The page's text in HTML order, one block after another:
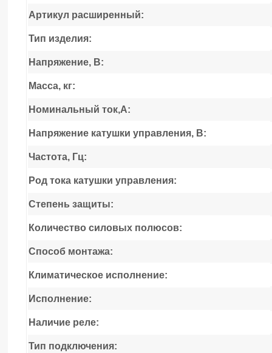
Артикул расширенный:
Тип изделия:
Напряжение, В:
Масса, кг:
Номинальный ток,А:
Напряжение катушки управления, В:
Частота, Гц:
Род тока катушки управления:
Степень защиты:
Количество силовых полюсов:
Способ монтажа:
Климатическое исполнение:
Исполнение:
Наличие реле:
Тип подключения: